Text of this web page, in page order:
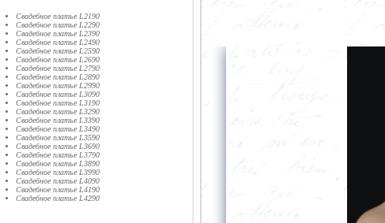
Свадебное платье L2190
Свадебное платье L2290
Свадебное платье L2390
Свадебное платье L2490
Свадебное платье L2590
Свадебное платье L2690
Свадебное платье L2790
Свадебное платье L2890
Свадебное платье L2990
Свадебное платье L3090
Свадебное платье L3190
Свадебное платье L3290
Свадебное платье L3390
Свадебное платье L3490
Свадебное платье L3590
Свадебное платье L3690
Свадебное платье L3790
Свадебное платье L3890
Свадебное платье L3990
Свадебное платье L4090
Свадебное платье L4190
Свадебное платье L4290